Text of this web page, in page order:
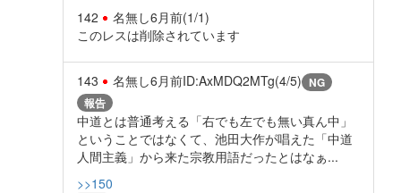
142 名無し6月前(1/1)
このレスは削除されています
143 名無し6月前ID:AxMDQ2MTg(4/5) NG
報告
中道とは普通考える「右でも左でも無い真ん中」
ということではなくて、池田大作が唱えた「中道
人間主義」から来た宗教用語だったとはなぁ...
>>150